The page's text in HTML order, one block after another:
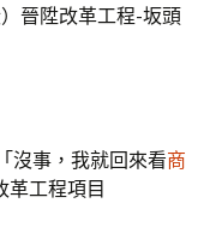
晉陞改革工程-坂頭
沒事，我就回來看商
革工程項目